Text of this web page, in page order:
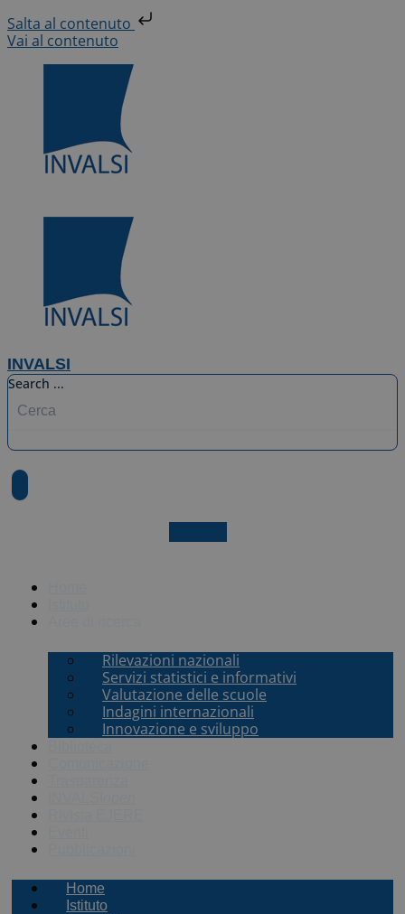
Salta al contenuto
Vai al contenuto
INVALSI
Search ...
Rilevazioni nazionali
Servizi statistici e informativi
Valutazione delle scuole
Indagini internazionali
Innovazione e sviluppo
Home
Istituto